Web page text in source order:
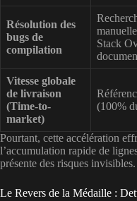
Résolution des
bugs de
compilation
Stack
Vitesse globale
de livraison
(Time-to-
market)
(100%
Pourtant, cette accélération
l’accumulation rapide de
présente des risques invisibles.
Le Revers de la Médaille :